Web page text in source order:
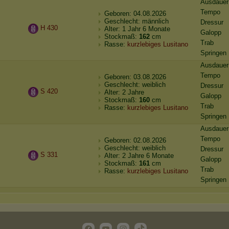
H 430
Geboren: 04.08.2026
Geschlecht: männlich
Alter: 1 Jahr 6 Monate
Stockmaß: 162 cm
Rasse: kurzlebiges Lusitano
Ausdauer
Tempo
Dressur
Galopp
Trab
Springen
S 420
Geboren: 03.08.2026
Geschlecht: weiblich
Alter: 2 Jahre
Stockmaß: 160 cm
Rasse: kurzlebiges Lusitano
Ausdauer
Tempo
Dressur
Galopp
Trab
Springen
S 331
Geboren: 02.08.2026
Geschlecht: weiblich
Alter: 2 Jahre 6 Monate
Stockmaß: 161 cm
Rasse: kurzlebiges Lusitano
Ausdauer
Tempo
Dressur
Galopp
Trab
Springen